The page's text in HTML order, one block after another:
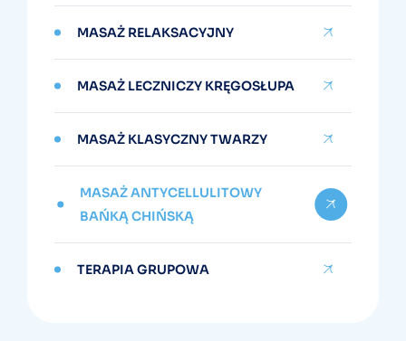
MASAŻ RELAKSACYJNY
MASAŻ LECZNICZY KRĘGOSŁUPA
MASAŻ KLASYCZNY TWARZY
MASAŻ ANTYCELLULITOWY
BAŃKĄ CHIŃSKĄ
TERAPIA GRUPOWA